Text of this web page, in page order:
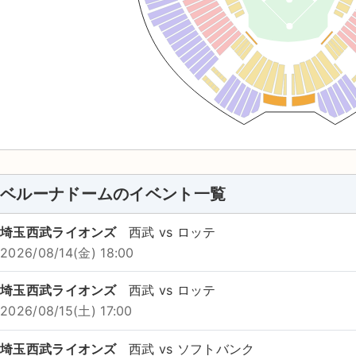
ベルーナドームのイベント一覧
埼玉西武ライオンズ
西武 vs ロッテ
2026/08/14(金) 18:00
埼玉西武ライオンズ
西武 vs ロッテ
2026/08/15(土) 17:00
埼玉西武ライオンズ
西武 vs ソフトバンク